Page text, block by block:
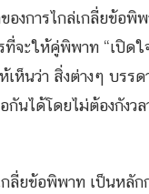
งการไกล่เกลี่ยข้อพิ
ที่จะให้คู่พิพาท “เปิ
ห็นว่า สิ่งต่างๆ บร
นได้โดยไม่ต้องกังว
ลี่ยข้อพิพาท เป็นหลั